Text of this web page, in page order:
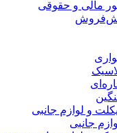
مالی و حقوقی
و لوازم جانبی
جانبی